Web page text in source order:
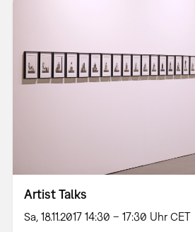
Artist Talks
Sa, 18.11.2017 14:30 – 17:30 Uhr CET